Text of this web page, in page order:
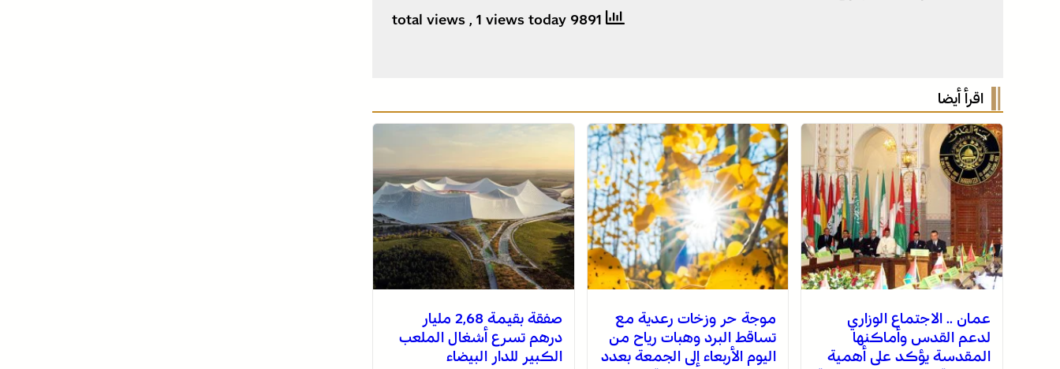
, 1 views today
اقرأ أيضا
عمان .. الاجتماع الوزاري
لدعم القدس وأماكنها
المقدسة يؤكد على أهمية
موجة حر وزخات رعدية مع
تساقط البرد وهبات رياح من
اليوم الأربعاء إلى الجمعة بعدد
صفقة بقيمة 2,68 مليار
درهم تسرع أشغال الملعب
الكبير للدار البيضاء